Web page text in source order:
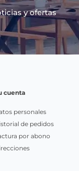
y ofertas
cuenta
personales
de pedidos
por abono